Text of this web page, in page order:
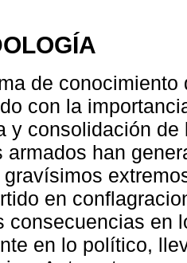
de
con la
y consolidación
armados han
en
consecuencias en
en lo político,